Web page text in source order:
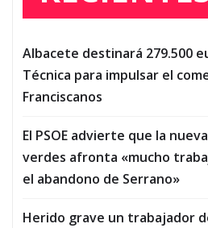
Albacete destinará 279.500
Técnica para impulsar el
Franciscanos
El PSOE advierte que la
verdes afronta «mucho
el abandono de Serrano»
Herido grave un trabajador